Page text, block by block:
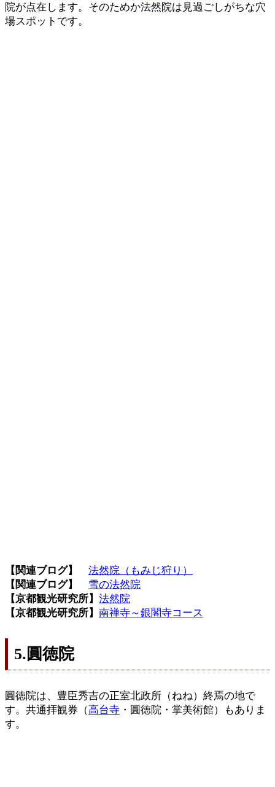
院が点在します。そのためか法然院は見過ごしがちな穴
場スポットです。
【関連ブログ】
法然院（もみじ狩り）
【関連ブログ】
雪の法然院
【京都観光研究所】 法然院
【京都観光研究所】 南禅寺～銀閣寺コース
5.圓徳院
圓徳院は、豊臣秀吉の正室北政所（ねね）終焉の地で
す。共通拝観券（高台寺 ・圓徳院・掌美術館）もありま
す。